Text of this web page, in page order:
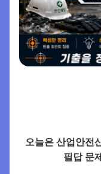
오늘은 산업안전
필답 문